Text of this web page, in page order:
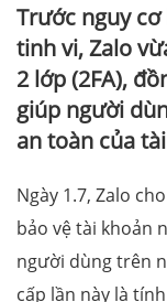
Trước nguy
tinh vi, Zalo
2 lớp (2FA),
giúp người
an toàn của
Ngày 1.7, Zalo
bảo vệ tài khoản
người dùng trên
cấp lần này là